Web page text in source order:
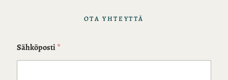
OTA YHTEYTTÄ
Sähköposti*